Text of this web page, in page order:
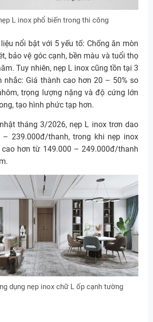
L inox phổ biến trong thi công
nổi bật với 5 yếu tố: Chống ăn mòn
bảo vệ góc cạnh, bền màu và tuổi thọ
Tuy nhiên, nẹp L inox cũng tồn tại 3
nhắc: Giá thành cao hơn 20 – 50% so
trọng lượng nặng và độ cứng lớn
tạo hình phức tạp hơn.
tháng 3/2026, nẹp L inox trơn dao
239.000đ/thanh, trong khi nẹp inox
hơn từ 149.000 – 249.000đ/thanh
dụng nẹp inox chữ L ốp cạnh tường